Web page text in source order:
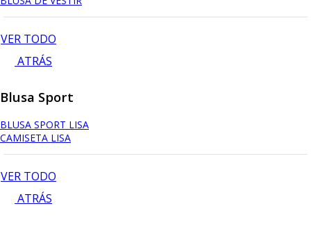
VER TODO
ATRÁS
Blusa Sport
BLUSA SPORT LISA
CAMISETA LISA
VER TODO
ATRÁS